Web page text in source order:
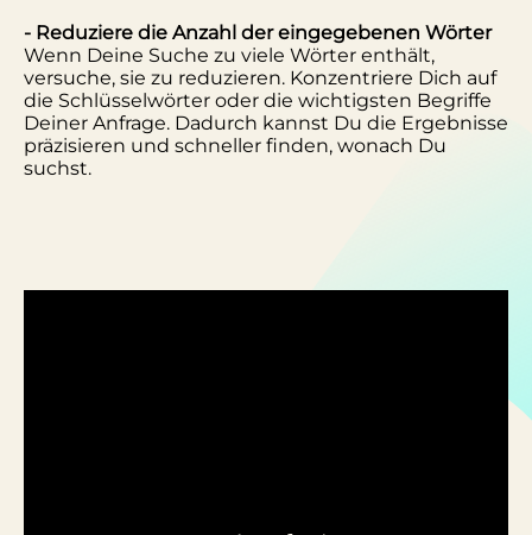
- Reduziere die Anzahl der eingegebenen Wörter
Wenn Deine Suche zu viele Wörter enthält,
versuche, sie zu reduzieren. Konzentriere Dich auf
die Schlüsselwörter oder die wichtigsten Begriffe
Deiner Anfrage. Dadurch kannst Du die Ergebnisse
präzisieren und schneller finden, wonach Du
suchst.